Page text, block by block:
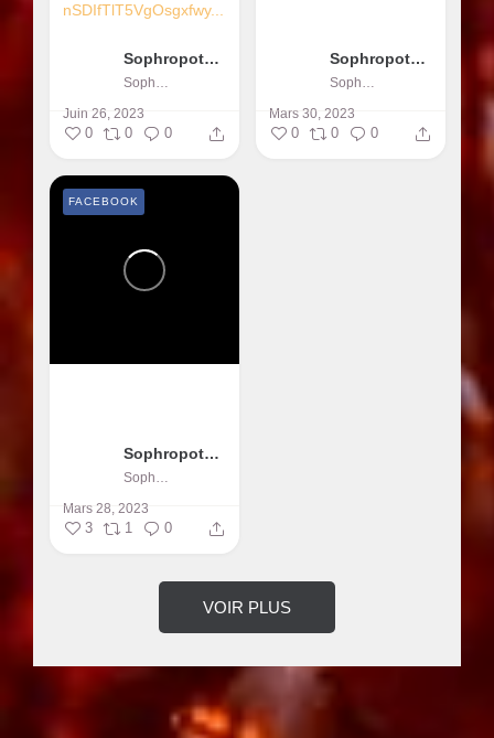
nSDIfTlT5VgOsgxfwy...
Sophropotentiel
Juin 26, 2023
0 0 0
Sophropotentiel
Mars 30, 2023
0 0 0
Sophropotentiel
Mars 28, 2023
FACEBOOK
3 1 0
VOIR PLUS